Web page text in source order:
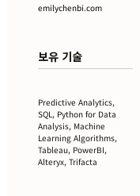
emilychenbi.com
보유 기술
Predictive Analytics,
SQL, Python for Data
Analysis, Machine
Learning Algorithms,
Tableau, PowerBI,
Alteryx, Trifacta